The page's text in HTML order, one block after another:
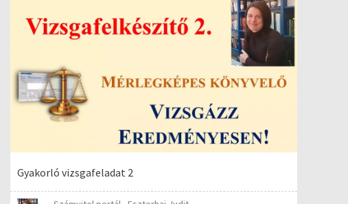
Gyakorló vizsgafeladat 2